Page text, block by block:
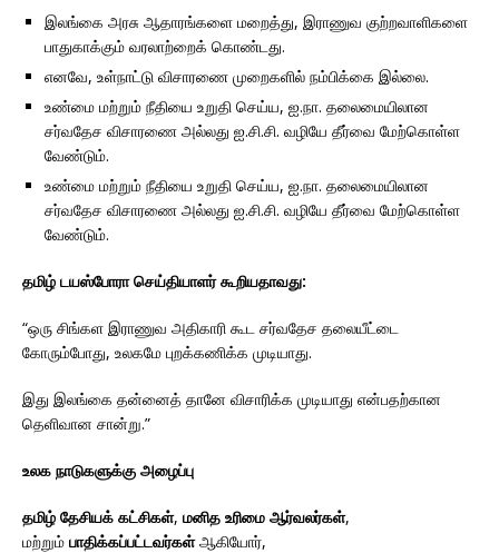
இலங்கை அரசு ஆதாரங்களை மறைத்து, இராணுவ குற்றவாளிகளை
பாதுகாக்கும் வரலாற்றைக் கொண்டது.
எனவே, உள்நாட்டு விசாரணை முறைகளில் நம்பிக்கை இல்லை.
உண்மை மற்றும் நீதியை உறுதி செய்ய, ஐ.நா. தலைமையிலான
சர்வதேச விசாரணை அல்லது ஐ.சி.சி. வழியே தீர்வை மேற்கொள்ள
வேண்டும்.
உண்மை மற்றும் நீதியை உறுதி செய்ய, ஐ.நா. தலைமையிலான
சர்வதேச விசாரணை அல்லது ஐ.சி.சி. வழியே தீர்வை மேற்கொள்ள
வேண்டும்.
தமிழ் டயஸ்போரா செய்தியாளர் கூறியதாவது:
“ஒரு சிங்கள இராணுவ அதிகாரி கூட சர்வதேச தலையீட்டை
கோரும்போது, உலகமே புறக்கணிக்க முடியாது.
இது இலங்கை தன்னைத் தானே விசாரிக்க முடியாது என்பதற்கான
தெளிவான சான்று.”
உலக நாடுகளுக்கு அழைப்பு
தமிழ் தேசியக் கட்சிகள், மனித உரிமை ஆர்வலர்கள்,
மற்றும் பாதிக்கப்பட்டவர்கள்ஆகியோர்,